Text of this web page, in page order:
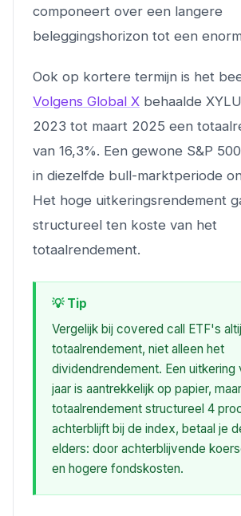
componeert over een langere
beleggingshorizon tot een
Ook op kortere termijn is het
Volgens Global X behaalde
2023 tot maart 2025 een
van 16,3%. Een gewone S&P
in diezelfde bull-marktperiode
Het hoge uitkeringsrendement
structureel ten koste van het
totaalrendement.
💡 Tip
Vergelijk bij covered call ETF's
totaalrendement, niet alleen het
dividendrendement. Een uitkering
jaar is aantrekkelijk op papier,
totaalrendement structureel 4
achterblijft bij de index, betaal je
elders: door achterblijvende
en hogere fondskosten.